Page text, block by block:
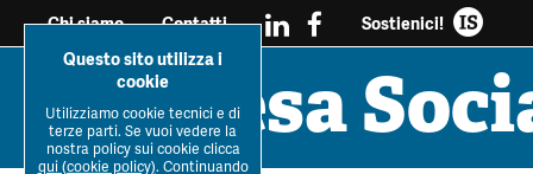
Chi siamo Contatti Sostienici!
ImpresaUltimo Numero La
Tutti i
dossier
Workshop Impresa
Sociale 2021
Impresa
Questo sito utilizza i
cookie
Utilizziamo cookie tecnici e di
terze parti. Se vuoi vedere la
nostra policy sui cookie clicca
qui (cookie policy). Continuando